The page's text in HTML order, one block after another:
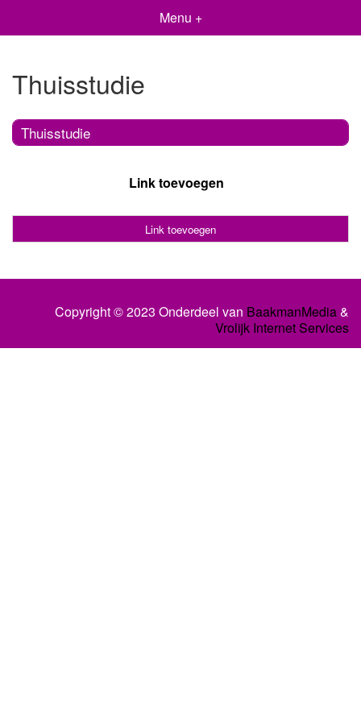
Menu +
Thuisstudie
Thuisstudie
Link toevoegen
Link toevoegen
Copyright © 2023 Onderdeel van BaakmanMedia&
Vrolijk Internet Services